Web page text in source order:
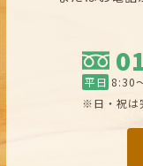
平日 8:30
※日・祝は